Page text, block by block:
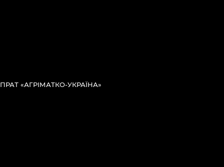
ПРАТ «АГРІМАТКО-УКРАЇНА»